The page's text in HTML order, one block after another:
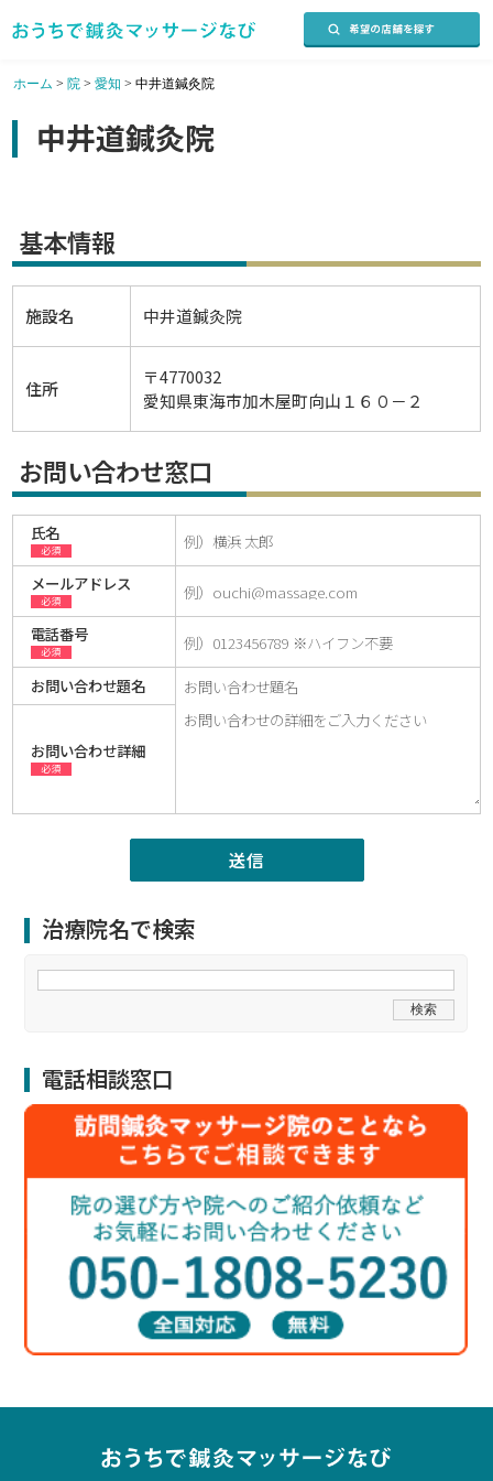
ホーム > 院> 愛知 > 中井道鍼灸院
中井道鍼灸院
基本情報
施設名 中井道鍼灸院
住所
〒4770032
愛知県東海市加木屋町向山１６０－２
お問い合わせ窓口
氏名
必須
メールアドレス
必須
電話番号
必須
お問い合わせ題名
お問い合わせ詳細
必須
治療院名で検索
電話相談窓口